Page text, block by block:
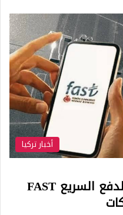
أخبار تركيا
تحديثات ثورية في نظام الدفع السريع FAST